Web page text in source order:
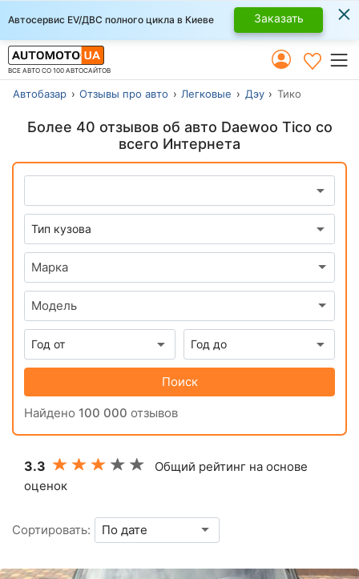
Автосервис EV/ДВС полного цикла в Киеве Заказать ×
ВСЕ АВТО СО 100 АВТОСАЙТОВ
Автобазар Отзывы про авто Легковые Дэу Тико
Более 40 отзывов об авто Daewoo Tico со
всего Интернета
Марка
Модель
Поиск
Найдено 100 000 отзывов
3.3
Общий рейтинг на основе
оценок
Сортировать: